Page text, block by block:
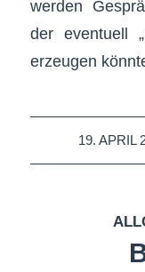
werden
der eventuell
erzeugen
19. APRIL
/